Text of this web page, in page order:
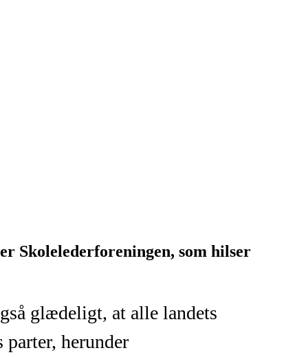
Skolelederforeningen, som hilser
glædeligt, at alle landets
herunder